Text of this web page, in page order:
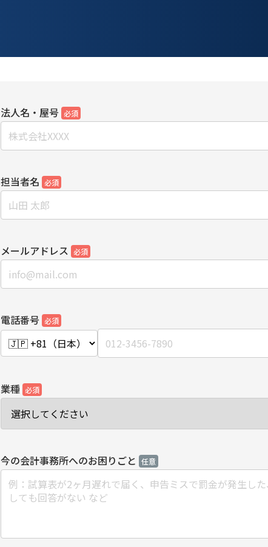
法人名・屋号 必須
担当者名 必須
メールアドレス 必須
電話番号 必須
業種 必須
今の会計事務所へのお困りごと 任意